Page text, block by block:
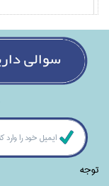
توجه